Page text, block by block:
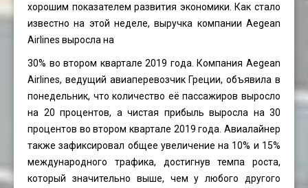
хорошим показателем развития экономики. Как стало
известно на этой неделе, выручка компании Aegean
Airlines выросла на
30% во втором квартале 2019 года. Компания Aegean
Airlines, ведущий авиаперевозчик Греции, объявила в
понедельник, что количество её пассажиров выросло
на 20 процентов, а чистая прибыль выросла на 30
процентов во втором квартале 2019 года. Авиалайнер
также зафиксировал общее увеличение на 10% и 15%
международного трафика, достигнув темпа роста,
который значительно выше, чем у любого другого